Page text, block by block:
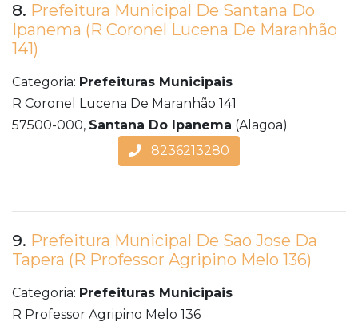
8. Prefeitura Municipal De Santana Do
Ipanema (R Coronel Lucena De Maranhão
141)
Categoria: Prefeituras Municipais
R Coronel Lucena De Maranhão 141
57500-000, Santana Do Ipanema (Alagoa)
8236213280
9. Prefeitura Municipal De Sao Jose Da
Tapera (R Professor Agripino Melo 136)
Categoria: Prefeituras Municipais
R Professor Agripino Melo 136